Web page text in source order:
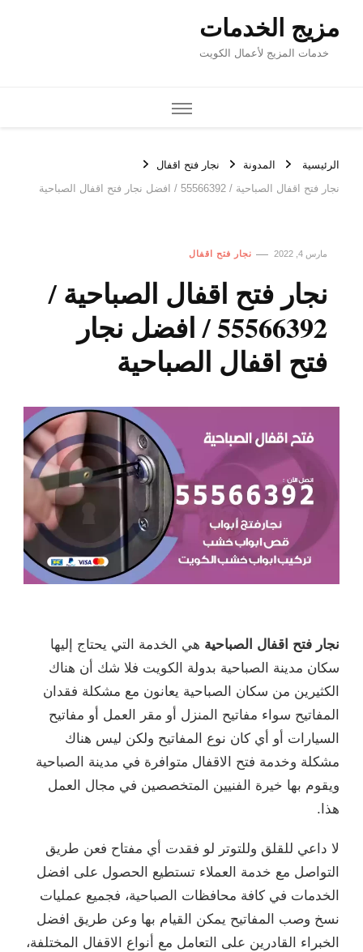
مزيج الخدمات
خدمات المزيج لأعمال الكويت
الرئيسية المدونة
نجار فتح اقفال
نجار فتح اقفال الصباحية / 55566392 / افضل نجار فتح اقفال الصباحية
مارس 4, 2022 نجار فتح اقفال
نجار فتح اقفال الصباحية /
55566392 / افضل نجار
فتح اقفال الصباحية
نجار فتح اقفال الصباحية هي الخدمة التي يحتاج إليها
سكان مدينة الصباحية بدولة الكويت فلا شك أن هناك
الكثيرين من سكان الصباحية يعانون مع مشكلة فقدان
المفاتيح سواء مفاتيح المنزل أو مقر العمل أو مفاتيح
السيارات أو أي كان نوع المفاتيح ولكن ليس هناك
مشكلة وخدمة فتح الاقفال متوافرة في مدينة الصباحية
ويقوم بها خيرة الفنيين المتخصصين في مجال العمل
هذا.
لا داعي للقلق وللتوتر لو فقدت أي مفتاح فعن طريق
التواصل مع خدمة العملاء تستطيع الحصول على افضل
الخدمات في كافة محافظات الصباحية، فجميع عمليات
نسخ وصب المفاتيح يمكن القيام بها وعن طريق افضل
الخبراء القادرين على التعامل مع أنواع الاقفال المختلفة،